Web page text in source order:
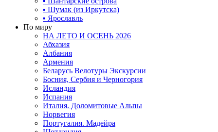
▪ Шумак (из Иркутска)
▪ Ярославль
По миру
НА ЛЕТО И ОСЕНЬ 2026
Абхазия
Албания
Армения
Беларусь Велотуры Экскурсии
Босния, Сербия и Черногория
Исландия
Испания
Италия. Доломитовые Альпы
Норвегия
Португалия. Мадейра